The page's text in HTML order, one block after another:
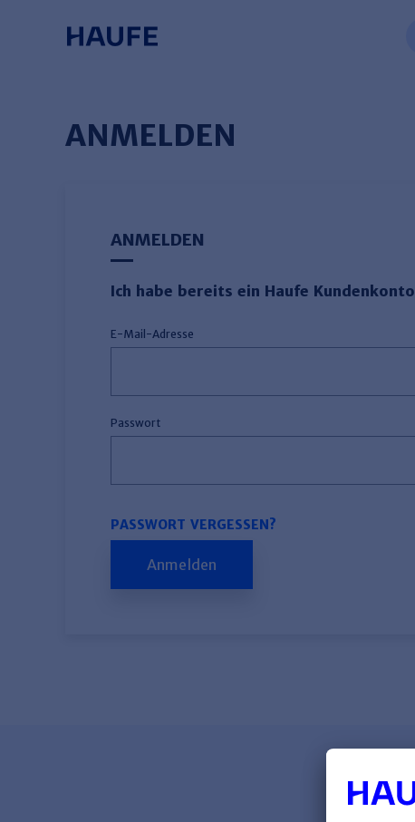
Zum Hauptinhalt springen
Zur Navigation springen
Zur Suche springen
ANMELDEN
ANMELDEN
Ich habe bereits ein Haufe Kundenkonto
E-Mail-Adresse
Passwort
PASSWORT VERGESSEN?
Anmelden